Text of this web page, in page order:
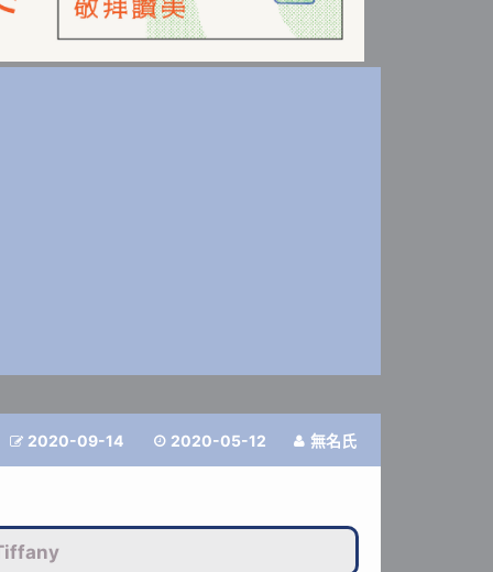
 2020-09-14  2020-05-12  無名氏